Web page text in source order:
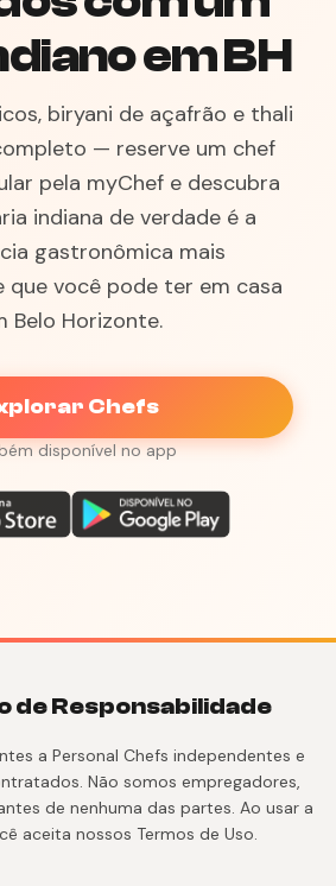
em BH
biryani de açafrão e thali
— reserve um chef
pela myChef e descubra
indiana de verdade é a
gastronômica mais
que você pode ter em casa
Belo Horizonte.
Chefs
disponível no app
de Responsabilidade
a Personal Chefs independentes e
Não somos empregadores,
de nenhuma das partes. Ao usar a
aceita nossos Termos de Uso.